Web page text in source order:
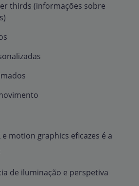
thirds (informações sobre
e motion graphics eficazes é a
de iluminação e perspetiva